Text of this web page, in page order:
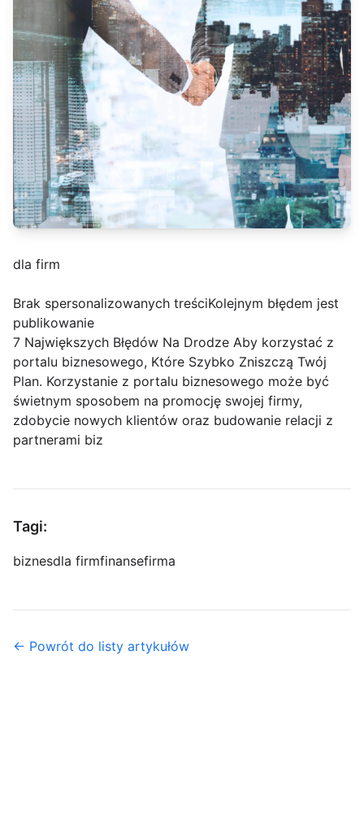
dla firm
Brak spersonalizowanych treściKolejnym błędem jest
publikowanie
7 Największych Błędów Na Drodze Aby korzystać z
portalu biznesowego, Które Szybko Zniszczą Twój
Plan. Korzystanie z portalu biznesowego może być
świetnym sposobem na promocję swojej firmy,
zdobycie nowych klientów oraz budowanie relacji z
partnerami biz
Tagi:
biznesdla firmfinansefirma
← Powrót do listy artykułów